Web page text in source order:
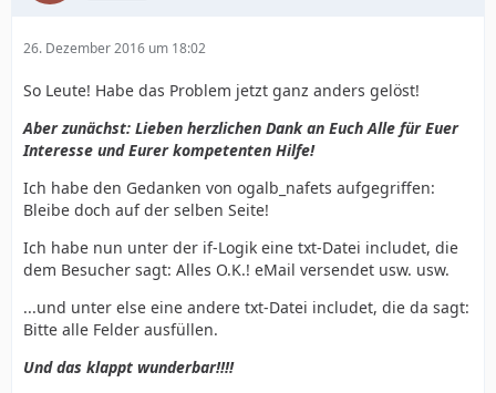
26. Dezember 2016 um 18:02
So Leute! Habe das Problem jetzt ganz anders gelöst!
Aber zunächst: Lieben herzlichen Dank an Euch Alle für Euer
Interesse und Eurer kompetenten Hilfe!
Ich habe den Gedanken von ogalb_nafets aufgegriffen:
Bleibe doch auf der selben Seite!
Ich habe nun unter der if-Logik eine txt-Datei includet, die
dem Besucher sagt: Alles O.K.! eMail versendet usw. usw.
...und unter else eine andere txt-Datei includet, die da sagt:
Bitte alle Felder ausfüllen.
Und das klappt wunderbar!!!!